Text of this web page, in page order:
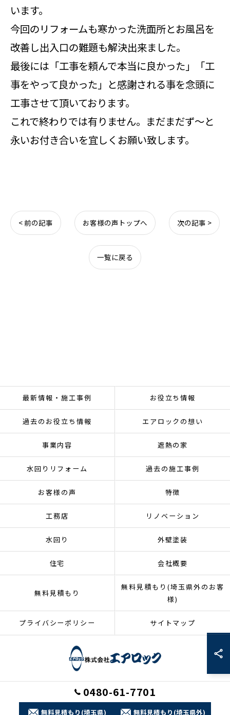
います。
今回のリフォームも寒かった洗面所とお風呂を
改善し出入口の難題も解決出来ました。
最後には「工事を頼んで本当に良かった」「工
事をやって良かった」と感謝される事を念頭に
工事させて頂いております。
これで終わりでは有りません。まだまだず～と
永いお付き合いを宜しくお願い致します。
< 前の記事 お客様の声トップへ 次の記事 >
一覧に戻る
0480-61-7701
無料見積もり(埼玉県) 無料見積もり(埼玉県外)
最新情報・施工事例 お役立ち情報
過去のお役立ち情報 エアロックの想い
事業内容 遮熱の家
水回りリフォーム 過去の施工事例
お客様の声 特徴
工務店 リノベーション
水回り 外壁塗装
住宅 会社概要
無料見積もり
無料見積もり(埼玉県外のお客
様)
プライバシーポリシー サイトマップ
© 2026 埼玉県加須市のリフォームなら株式会社エアロック ALL RIGHTS
RESERVED.